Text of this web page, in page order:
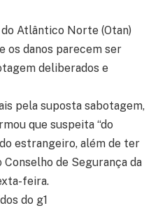
Atlântico Norte (Otan)
os danos parecem ser
deliberados e
pela suposta sabotagem,
que suspeita “do
estrangeiro, além de ter
de Segurança da
feira.
do g1